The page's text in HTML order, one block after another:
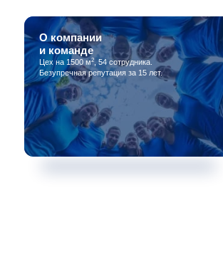
О компании
и команде
Цех на 1500 м2, 54 сотрудника.
Безупречная репутация за 15 лет.